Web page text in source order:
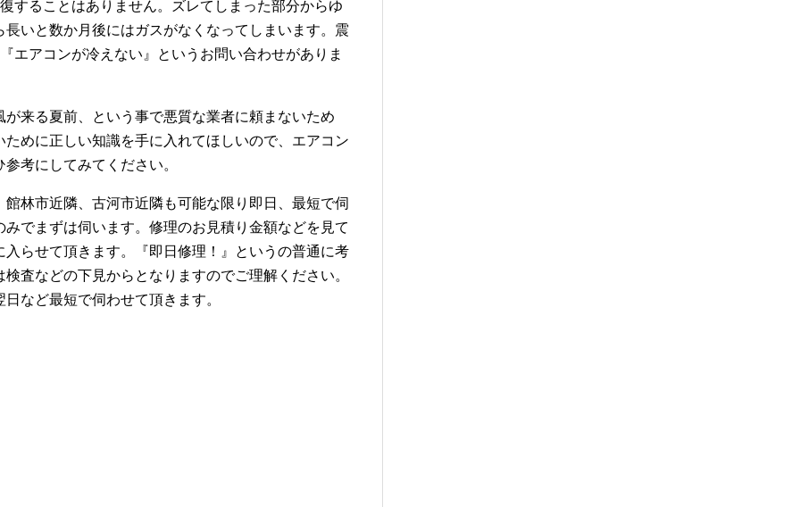
することはありません。ズレてしまった部分からゆ
いと数か月後にはガスがなくなってしまいます。震
エアコンが冷えない』というお問い合わせがありま
来る夏前、という事で悪質な業者に頼まないため
めに正しい知識を手に入れてほしいので、エアコン
考にしてみてください。
林市近隣、古河市近隣も可能な限り即日、最短で伺
でまずは伺います。修理のお見積り金額などを見て
らせて頂きます。『即日修理！』というの普通に考
査などの下見からとなりますのでご理解ください。
など最短で伺わせて頂きます。